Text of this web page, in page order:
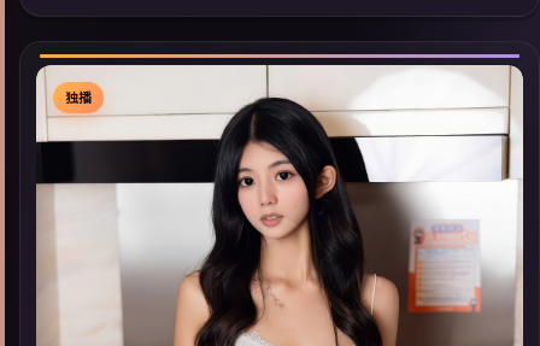
展检索同类型高分佳作，畅享高清在线追剧体验。
▶
独播